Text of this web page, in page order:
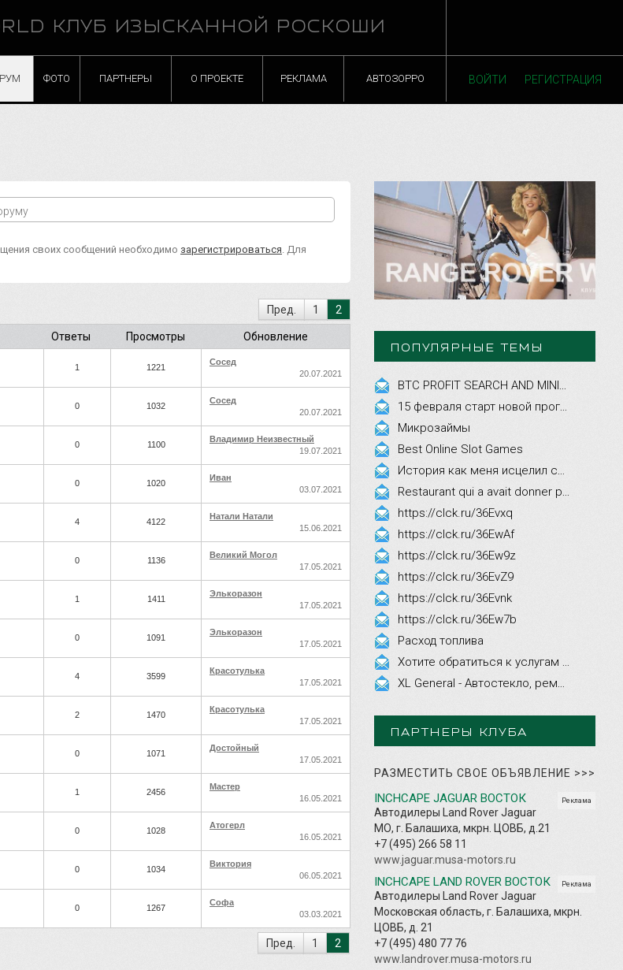
КЛУБ ИЗЫСКАННОЙ РОСКОШИ
ФОТО ПАРТНЕРЫ О ПРОЕКТЕ РЕКЛАМА АВТОЗОРРО ВОЙТИ РЕГИСТРАЦИЯ
своих сообщений необходимо зарегистрироваться . Для
Пред. 1 2
Ответы Просмотры Обновление
1 1221
Сосед
20.07.2021
0 1032
Сосед
20.07.2021
0 1100
Владимир Неизвестный
19.07.2021
0 1020
Иван
03.07.2021
4 4122
Натали Натали
15.06.2021
0 1136
Великий Могол
17.05.2021
1 1411
Элькоразон
17.05.2021
0 1091
Элькоразон
17.05.2021
4 3599
Красотулька
17.05.2021
2 1470
Красотулька
17.05.2021
0 1071
Достойный
17.05.2021
1 2456
Мастер
16.05.2021
0 1028
Атогерл
16.05.2021
0 1034
Виктория
06.05.2021
0 1267
Софа
03.03.2021
Пред. 1 2
ПОПУЛЯРНЫЕ ТЕМЫ
Микрозаймы
Best Online Slot Games
https://clck.ru/36Evxq
https://clck.ru/36EwAf
https://clck.ru/36Ew9z
https://clck.ru/36EvZ9
https://clck.ru/36Evnk
https://clck.ru/36Ew7b
Расход топлива
ПАРТНЕРЫ КЛУБА
РАЗМЕСТИТЬ СВОЕ ОБЪЯВЛЕНИЕ >>>
Реклама
INCHCAPE JAGUAR ВОСТОК
Автодилеры Land Rover Jaguar
МО, г. Балашиха, мкрн. ЦОВБ, д.21
+7 (495) 266 58 11
www.jaguar.musa-motors.ru
Реклама
INCHCAPE LAND ROVER ВОСТОК
Автодилеры Land Rover Jaguar
Московская область, г. Балашиха, мкрн.
ЦОВБ, д. 21
+7 (495) 480 77 76
www.landrover.musa-motors.ru